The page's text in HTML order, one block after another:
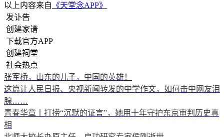
以上内容来自 《天堂念APP》
发讣告
创建家谱
下载官方APP
创建祠堂
社会热点
张军桥，山东的儿子，中国的英雄！
这篇让人民日报、央视新闻转发的中学作文，如何击中网友泪
腺……
青春华章丨打捞“沉默的证言”，她用十年守护东京审判历史真
相